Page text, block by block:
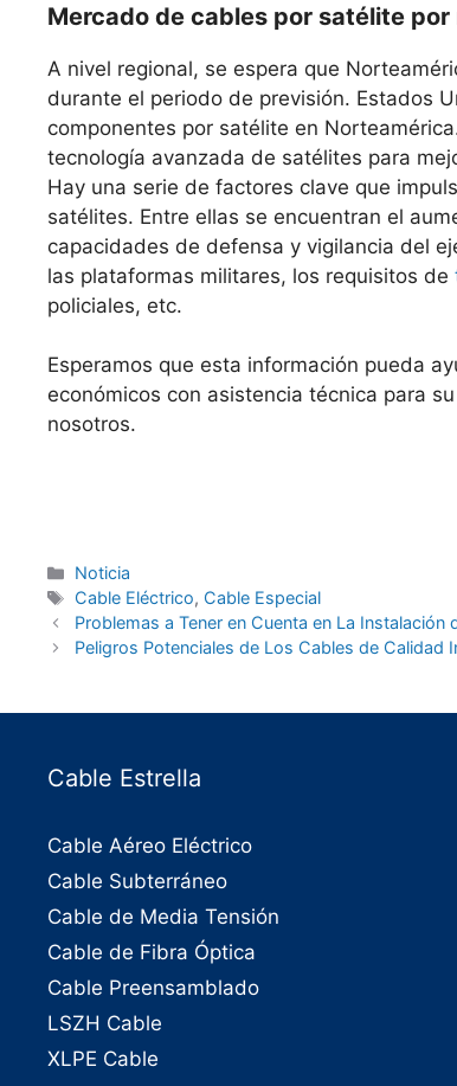
Mercado de cables por satélite por
A nivel regional, se espera que
durante el periodo de previsión. Estados
componentes por satélite en
tecnología avanzada de satélites para
Hay una serie de factores clave que
satélites. Entre ellas se encuentran el
capacidades de defensa y vigilancia del
las plataformas militares, los requisitos de
policiales, etc.
Esperamos que esta información pueda
económicos con asistencia técnica para
nosotros.
Noticia
Cable Eléctrico, Cable Especial
Problemas a Tener en Cuenta en La Instalación
Peligros Potenciales de Los Cables de Calidad
Cable Estrella
Cable Aéreo Eléctrico
Cable Subterráneo
Cable de Media Tensión
Cable de Fibra Óptica
Cable Preensamblado
LSZH Cable
XLPE Cable